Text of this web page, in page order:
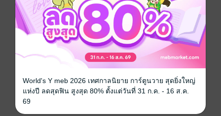
World's Y meb 2026 เทศกาลนิยาย การ์ตูนวาย สุดยิ่งใหญ่
แห่งปี ลดสุดฟิน สูงสุด 80% ตั้งแต่วันที่ 31 ก.ค. - 16 ส.ค.
69